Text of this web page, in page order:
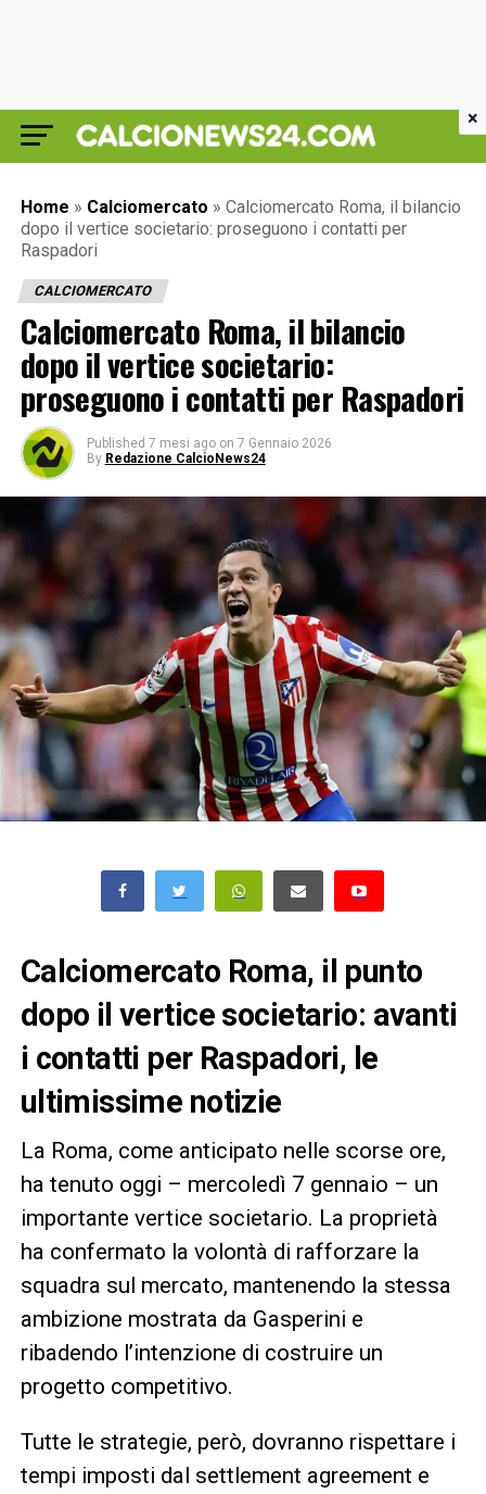
Home » Calciomercato » Calciomercato Roma, il bilancio
dopo il vertice societario: proseguono i contatti per
Raspadori
CALCIOMERCATO
Calciomercato Roma, il bilancio
dopo il vertice societario:
proseguono i contatti per Raspadori
Published 7 mesi ago on 7 Gennaio 2026
By Redazione CalcioNews24
Calciomercato Roma, il punto
dopo il vertice societario: avanti
i contatti per Raspadori, le
ultimissime notizie
La Roma, come anticipato nelle scorse ore,
ha tenuto oggi – mercoledì 7 gennaio – un
importante vertice societario. La proprietà
ha confermato la volontà di rafforzare la
squadra sul mercato, mantenendo la stessa
ambizione mostrata da Gasperini e
ribadendo l’intenzione di costruire un
progetto competitivo.
Tutte le strategie, però, dovranno rispettare i
tempi imposti dal settlement agreement e
×